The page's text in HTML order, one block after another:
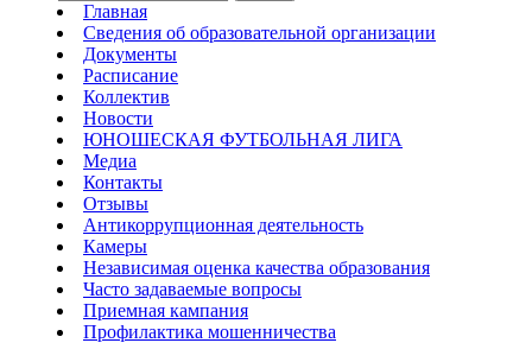
Главная
Сведения об образовательной организации
Документы
Расписание
Коллектив
Новости
ЮНОШЕСКАЯ ФУТБОЛЬНАЯ ЛИГА
Медиа
Контакты
Отзывы
Антикоррупционная деятельность
Камеры
Независимая оценка качества образования
Часто задаваемые вопросы
Приемная кампания
Профилактика мошенничества